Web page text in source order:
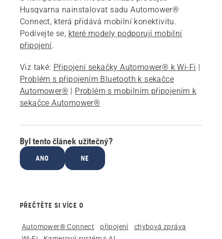
Husqvarna nainstalovat sadu Automower®
Connect, která přidává mobilní konektivitu.
Podívejte se, které modely podporují mobilní
připojení.
Viz také: Připojení sekačky Automower® k Wi-Fi |
Problém s připojením Bluetooth k sekačce
Automower® | Problém s mobilním připojením k
sekačce Automower®
Byl tento článek užitečný?
ANO NE
PŘEČTĚTE SI VÍCE O
Automower® Connect připojení
chybová zpráva